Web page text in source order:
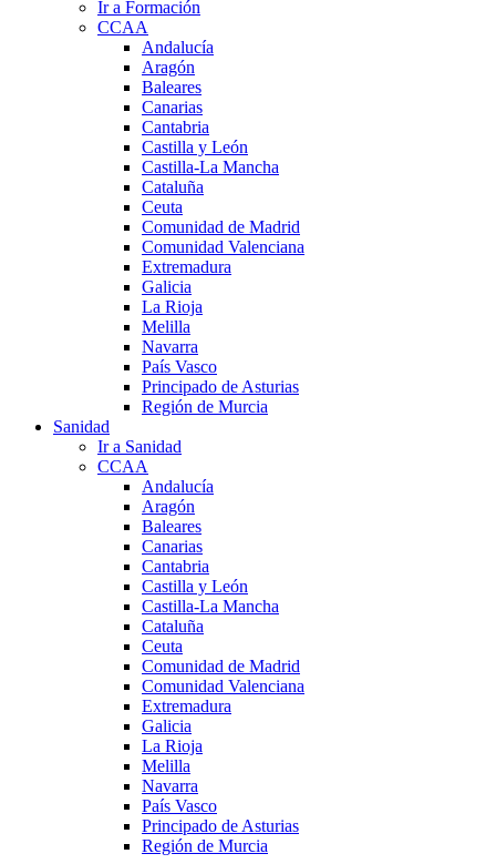
Ir a Formación
CCAA
Andalucía
Aragón
Baleares
Canarias
Cantabria
Castilla y León
Castilla-La Mancha
Cataluña
Ceuta
Comunidad de Madrid
Comunidad Valenciana
Extremadura
Galicia
La Rioja
Melilla
Navarra
País Vasco
Principado de Asturias
Región de Murcia
Sanidad
Ir a Sanidad
CCAA
Andalucía
Aragón
Baleares
Canarias
Cantabria
Castilla y León
Castilla-La Mancha
Cataluña
Ceuta
Comunidad de Madrid
Comunidad Valenciana
Extremadura
Galicia
La Rioja
Melilla
Navarra
País Vasco
Principado de Asturias
Región de Murcia